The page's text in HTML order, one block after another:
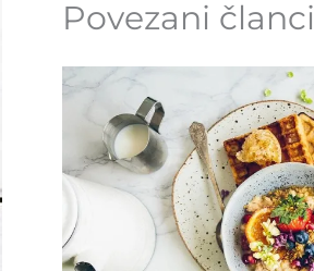
Povezani članci